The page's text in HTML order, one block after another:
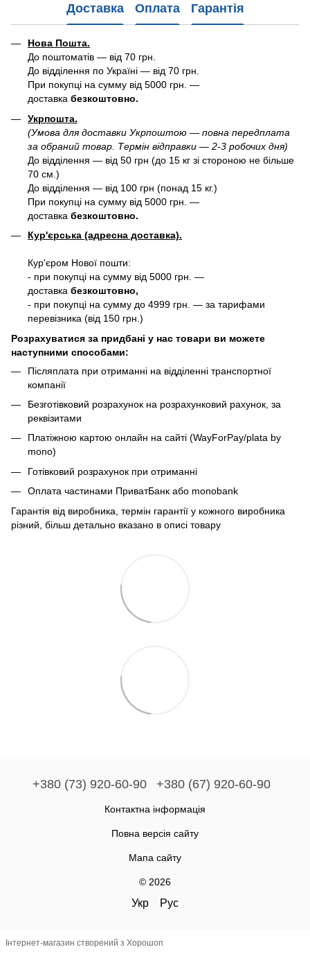
Доставка Оплата Гарантія
Нова Пошта.
До поштоматів — від 70 грн.
До відділення по Україні — від 70 грн.
При покупці на сумму від 5000 грн. —
доставка безкоштовно.
Укрпошта.
(Умова для доставки Укрпоштою — повна передплата
за обраний товар. Термін відправки — 2-3 робочих дня)
До відділення — від 50 грн (до 15 кг зі стороною не більше
70 см.)
До відділення — від 100 грн (понад 15 кг.)
При покупці на сумму від 5000 грн. —
доставка безкоштовно.
Кур'єрська (адресна доставка).
Кур'єром Нової пошти:
- при покупці на сумму від 5000 грн. —
доставка безкоштовно,
- при покупці на сумму до 4999 грн. — за тарифами
перевізника (від 150 грн.)
Розрахуватися за придбані у нас товари ви можете
наступними способами:
Післяплата при отриманні на відділенні транспортної
компанії
Безготівковий розрахунок на розрахунковий рахунок, за
реквізитами
Платіжною картою онлайн на сайті (WayForPay/plata by
mono)
Готівковий розрахунок при отриманні
Оплата частинами ПриватБанк або monobank
Гарантія від виробника, термін гарантії у кожного виробника
різний, більш детально вказано в описі товару
+380 (73) 920-60-90 +380 (67) 920-60-90
Контактна інформація
Повна версія сайту
Мапа сайту
© 2026
Укр Рус
Інтернет-магазин створений з Хорошоп